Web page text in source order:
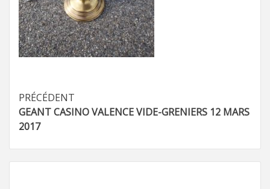
Navigation
d’article
PRÉCÉDENT
GEANT CASINO VALENCE VIDE-GRENIERS 12 MARS
2017